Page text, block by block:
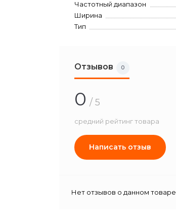
Частотный диапазон
Ширина
Тип
Отзывов 0
0 / 5
средний рейтинг товара
Написать отзыв
Нет отзывов о данном товаре.